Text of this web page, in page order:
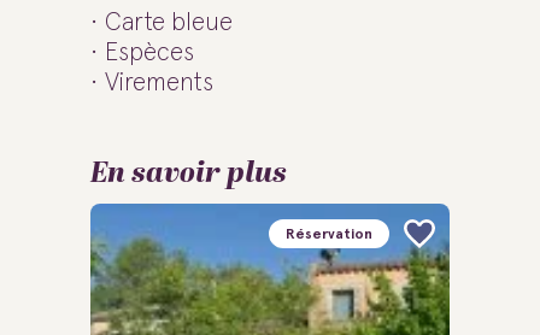
Carte bleue
Espèces
Virements
En savoir plus
Réservation